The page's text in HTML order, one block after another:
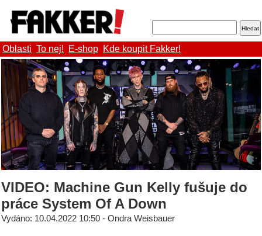
Oblasti To nej! E-shop Kde koupit Fakker!
VIDEO: Machine Gun Kelly fušuje do
práce System Of A Down
Vydáno: 10.04.2022 10:50 - Ondra Weisbauer